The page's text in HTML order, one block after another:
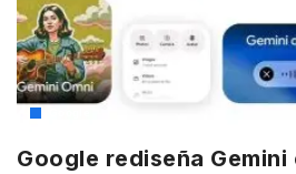
Google rediseña Gemini